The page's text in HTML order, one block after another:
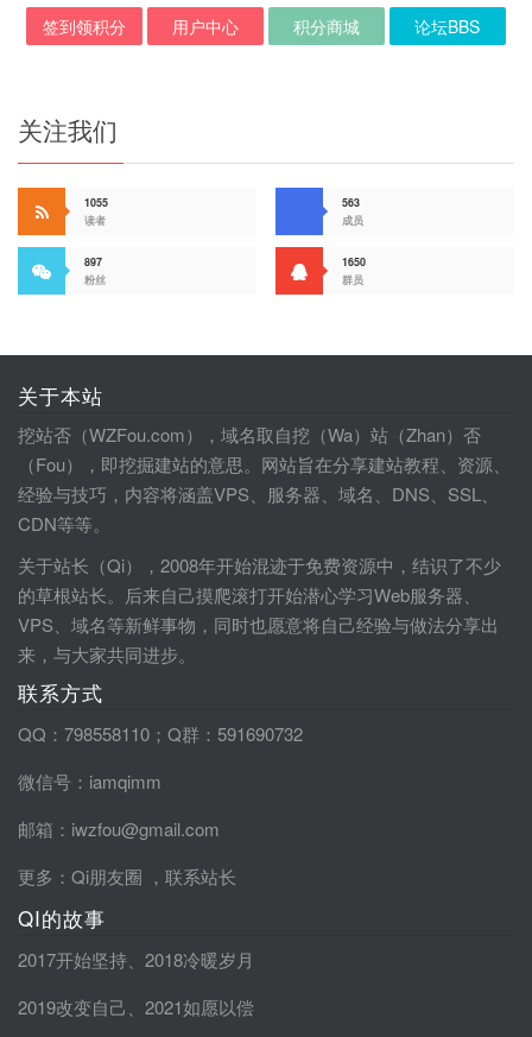
签到领积分 用户中心 积分商城 论坛BBS
关注我们
1055
读者
563
成员
897
粉丝
1650
群员
关于本站
挖站否（WZFou.com），域名取自挖（Wa）站（Zhan）否
（Fou），即挖掘建站的意思。网站旨在分享建站教程、资源、
经验与技巧，内容将涵盖VPS、服务器、域名、DNS、SSL、
CDN等等。
关于站长（Qi），2008年开始混迹于免费资源中，结识了不少
的草根站长。后来自己摸爬滚打开始潜心学习Web服务器、
VPS、域名等新鲜事物，同时也愿意将自己经验与做法分享出
来，与大家共同进步。
联系方式
QQ：798558110；Q群：591690732
微信号：iamqimm
邮箱：iwzfou@gmail.com
更多： Qi朋友圈 ， 联系站长
QI的故事
2017开始坚持
2018冷暖岁月
2019改变自己
2021如愿以偿